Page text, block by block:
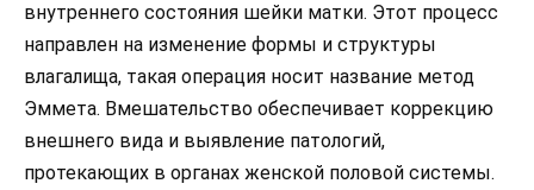
внутреннего состояния шейки матки. Этот процесс
направлен на изменение формы и структуры
влагалища, такая операция носит название метод
Эммета. Вмешательство обеспечивает коррекцию
внешнего вида и выявление патологий,
протекающих в органах женской половой системы.